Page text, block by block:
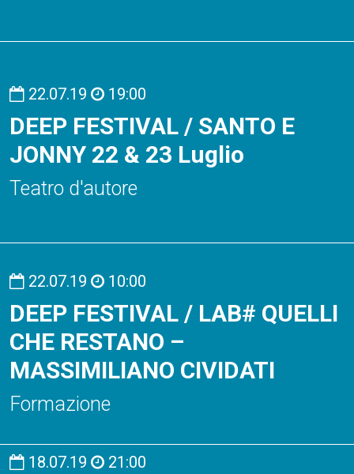
22.07.19 19:00
DEEP FESTIVAL / SANTO E
JONNY 22 & 23 Luglio
Teatro d'autore
22.07.19 10:00
DEEP FESTIVAL / LAB# QUELLI
CHE RESTANO –
MASSIMILIANO CIVIDATI
Formazione
18.07.19 21:00